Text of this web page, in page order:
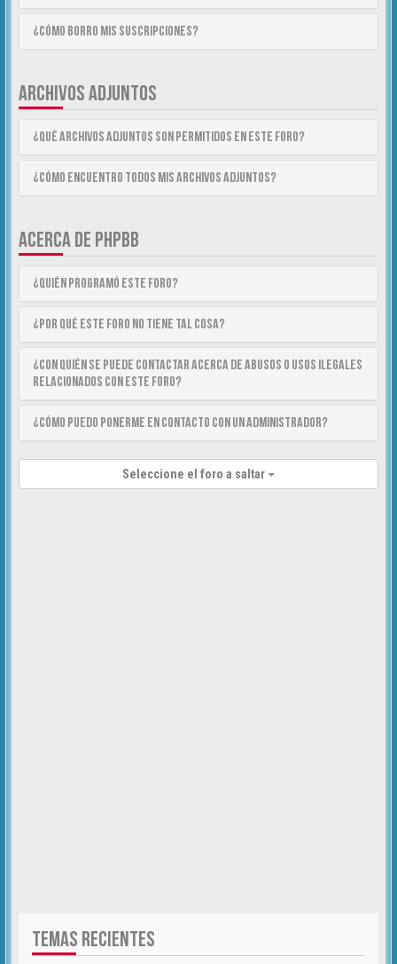
¿Cómo borro mis suscripciones?
ARCHIVOS ADJUNTOS
¿Qué archivos adjuntos son permitidos en este foro?
¿Cómo encuentro todos mis archivos adjuntos?
ACERCA DE PHPBB
¿Quién programó este foro?
¿Por qué este foro no tiene tal cosa?
¿Con quién se puede contactar acerca de abusos o usos ilegales
relacionados con este foro?
¿Cómo puedo ponerme en contacto con un Administrador?
Seleccione el foro a saltar
TEMAS RECIENTES